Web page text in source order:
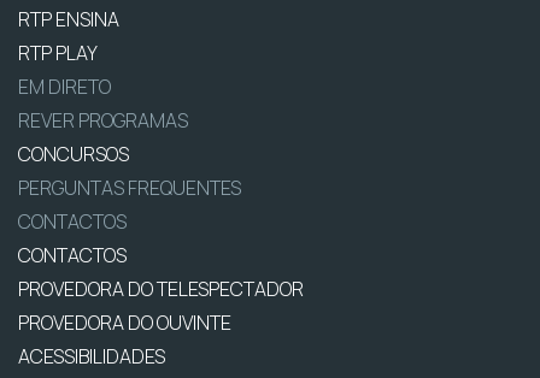
RTP ENSINA
RTP PLAY
EM DIRETO
REVER PROGRAMAS
CONCURSOS
PERGUNTAS FREQUENTES
CONTACTOS
CONTACTOS
PROVEDORA DO TELESPECTADOR
PROVEDORA DO OUVINTE
ACESSIBILIDADES